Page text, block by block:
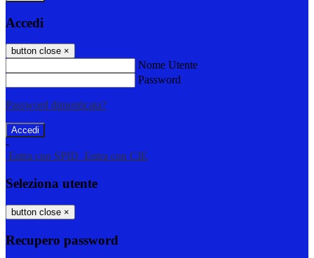
Accedi
button close ×
Nome Utente
Password
Password dimenticata?
-
Entra con SPID Entra con CIE
Seleziona utente
button close ×
Recupero password